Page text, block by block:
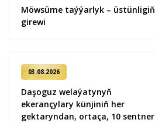
Möwsüme taýýarlyk – üstünligiň
girewi
03.08.2026
Daşoguz welaýatynyň
ekerançylary künjiniň her
gektaryndan, ortaça, 10 sentner